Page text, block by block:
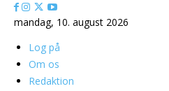
mandag, 10. august 2026
Log på
Om os
Redaktion